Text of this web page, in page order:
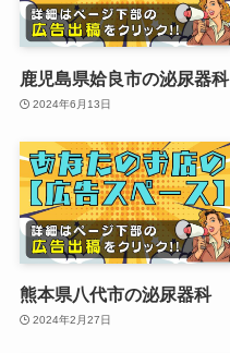
鹿児島県姶良市の泌尿器科
2024年6月13日
熊本県八代市の泌尿器科
2024年2月27日